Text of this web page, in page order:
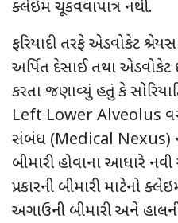
ક્લેઇમ ચૂકવવાપાત્ર નથી.
ફરિયાદી તરફે એડવોકેટ
અર્પિત દેસાઈ તથા
કરતા જણાવ્યું હતું કે
Left Lower Alveolus
સંબંધ (Medical Nexus)
બીમારી હોવાના આધારે
પ્રકારની બીમારી માટેનો
અગાઉની બીમારી અને